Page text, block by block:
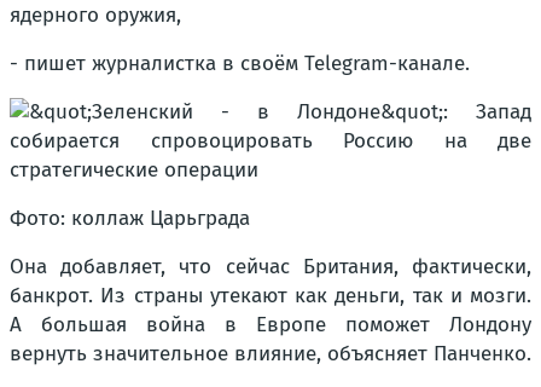
ядерного оружия,
- пишет журналистка в своём Telegram-канале.
Фото: коллаж Царьграда
Она добавляет, что сейчас Британия, фактически,
банкрот. Из страны утекают как деньги, так и мозги.
А большая война в Европе поможет Лондону
вернуть значительное влияние, объясняет Панченко.